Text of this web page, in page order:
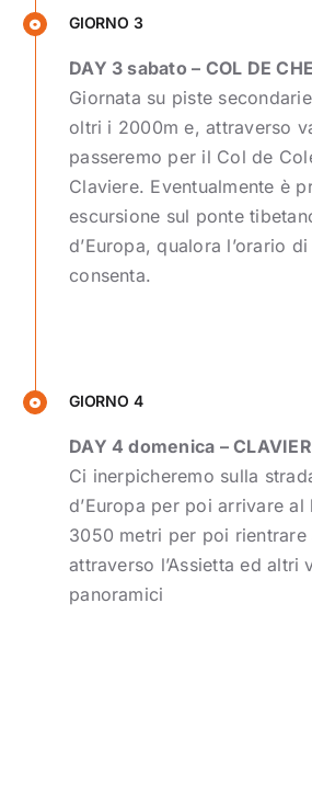
GIORNO 3
DAY 3 sabato – COL DE
Giornata su piste
oltri i 2000m e, attraverso
passeremo per il Col de
Claviere. Eventualmente è
escursione sul ponte
d’Europa, qualora l’orario
consenta.
GIORNO 4
DAY 4 domenica –
Ci inerpicheremo sulla
d’Europa per poi arrivare
3050 metri per poi rientrare
attraverso l’Assietta ed altri
panoramici